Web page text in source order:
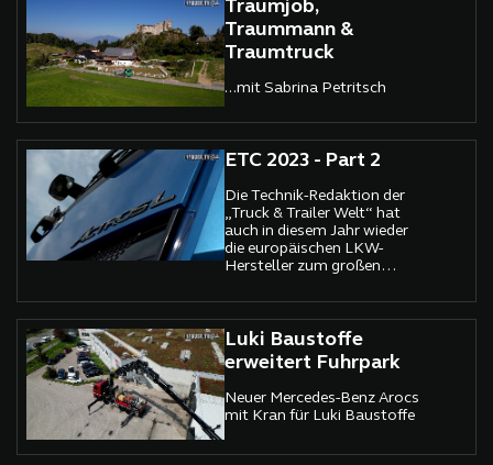
Traumjob,
Traummann &
Traumtruck
...mit Sabrina Petritsch
ETC 2023 - Part 2
Die Technik-Redaktion der
„Truck & Trailer Welt“ hat
auch in diesem Jahr wieder
die europäischen LKW-
Hersteller zum großen
Vergleichstest geladen.
Luki Baustoffe
erweitert Fuhrpark
Neuer Mercedes-Benz Arocs
mit Kran für Luki Baustoffe